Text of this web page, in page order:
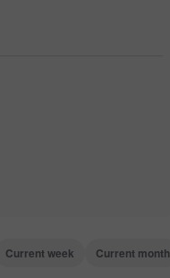
Current week Current month